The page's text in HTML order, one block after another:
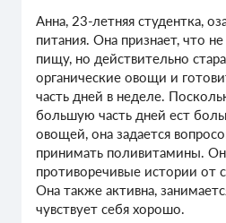
Анна, 23-летняя студентка,
питания. Она признает, что
пищу, но действительно
органические овощи и
часть дней в неделе.
большую часть дней ест
овощей, она задается
принимать поливитамины.
противоречивые истории от
Она также активна,
чувствует себя хорошо.